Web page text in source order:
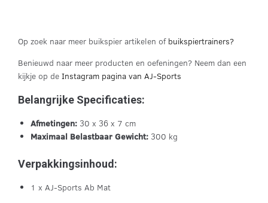
Op zoek naar meer buikspier artikelen of buikspiertrainers?
Benieuwd naar meer producten en oefeningen? Neem dan een
kijkje op de Instagram pagina van AJ-Sports
Belangrijke Specificaties:
Afmetingen: 30 x 36 x 7 cm
Maximaal Belastbaar Gewicht: 300 kg
Verpakkingsinhoud:
1 x AJ-Sports Ab Mat